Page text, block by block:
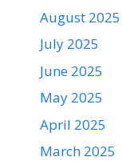
August 2025
July 2025
June 2025
May 2025
April 2025
March 2025